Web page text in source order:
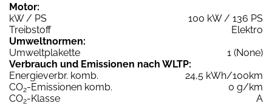
Motor:
kW / PS
100 kW / 136 PS
Treibstoff
Elektro
Umweltnormen:
Umweltplakette
1 (None)
Verbrauch und Emissionen nach WLTP:
Energieverbr. komb.
24,5 kWh/100km
CO2-Emissionen komb.
0 g/km
CO2-Klasse
A